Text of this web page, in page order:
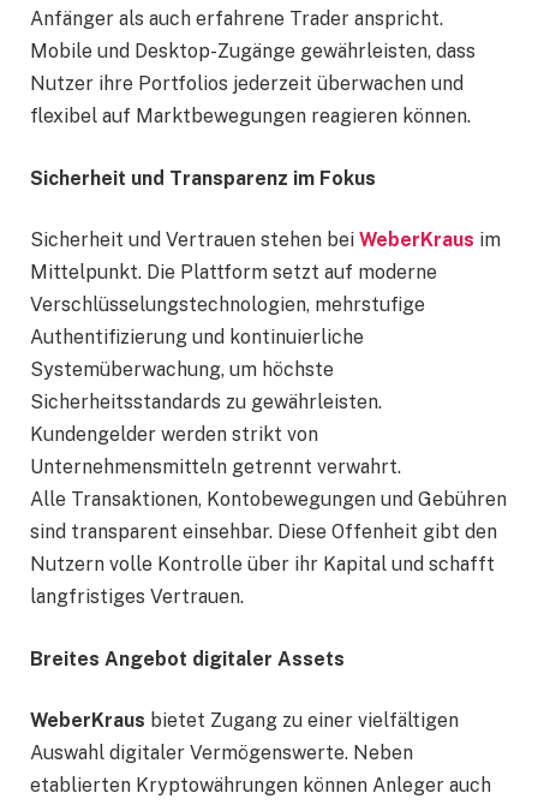
Anfänger als auch erfahrene Trader anspricht.
Mobile und Desktop-Zugänge gewährleisten, dass
Nutzer ihre Portfolios jederzeit überwachen und
flexibel auf Marktbewegungen reagieren können.
Sicherheit und Transparenz im Fokus
Sicherheit und Vertrauen stehen bei WeberKraus im
Mittelpunkt. Die Plattform setzt auf moderne
Verschlüsselungstechnologien, mehrstufige
Authentifizierung und kontinuierliche
Systemüberwachung, um höchste
Sicherheitsstandards zu gewährleisten.
Kundengelder werden strikt von
Unternehmensmitteln getrennt verwahrt.
Alle Transaktionen, Kontobewegungen und Gebühren
sind transparent einsehbar. Diese Offenheit gibt den
Nutzern volle Kontrolle über ihr Kapital und schafft
langfristiges Vertrauen.
Breites Angebot digitaler Assets
WeberKraus bietet Zugang zu einer vielfältigen
Auswahl digitaler Vermögenswerte. Neben
etablierten Kryptowährungen können Anleger auch